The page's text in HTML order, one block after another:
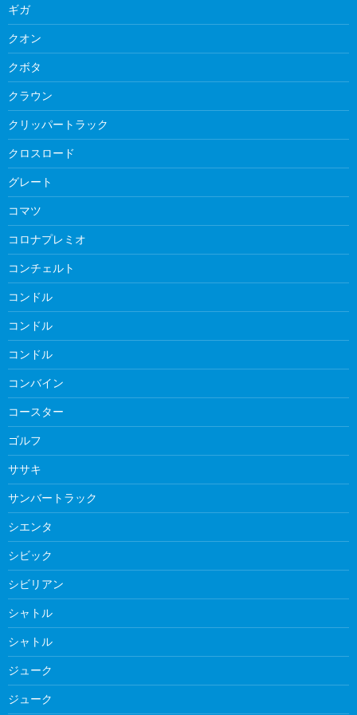
ギガ
クオン
クボタ
クラウン
クリッパートラック
クロスロード
グレート
コマツ
コロナプレミオ
コンチェルト
コンドル
コンドル
コンドル
コンバイン
コースター
ゴルフ
ササキ
サンバートラック
シエンタ
シビック
シビリアン
シャトル
シャトル
ジューク
ジューク